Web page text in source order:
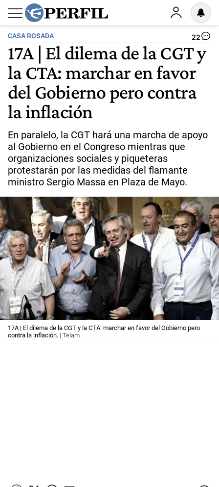
CASA ROSADA 22
17A | El dilema de la CGT y
la CTA: marchar en favor
del Gobierno pero contra
la inflación
En paralelo, la CGT hará una marcha de apoyo
al Gobierno en el Congreso mientras que
organizaciones sociales y piqueteras
protestarán por las medidas del flamante
ministro Sergio Massa en Plaza de Mayo.
17A | El dilema de la CGT y la CTA: marchar en favor del Gobierno pero
contra la inflación. | Telam